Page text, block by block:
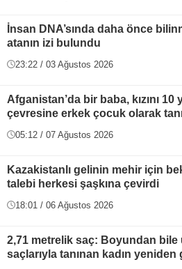
İnsan DNA’sında daha önce
atanın izi bulundu
23:22 / 03 Ağustos 2026
Afganistan’da bir baba, kızını 10
çevresine erkek çocuk olarak
05:12 / 07 Ağustos 2026
Kazakistanlı gelinin mehir için
talebi herkesi şaşkına çevirdi
18:01 / 06 Ağustos 2026
2,71 metrelik saç: Boyundan bile
saçlarıyla tanınan kadın